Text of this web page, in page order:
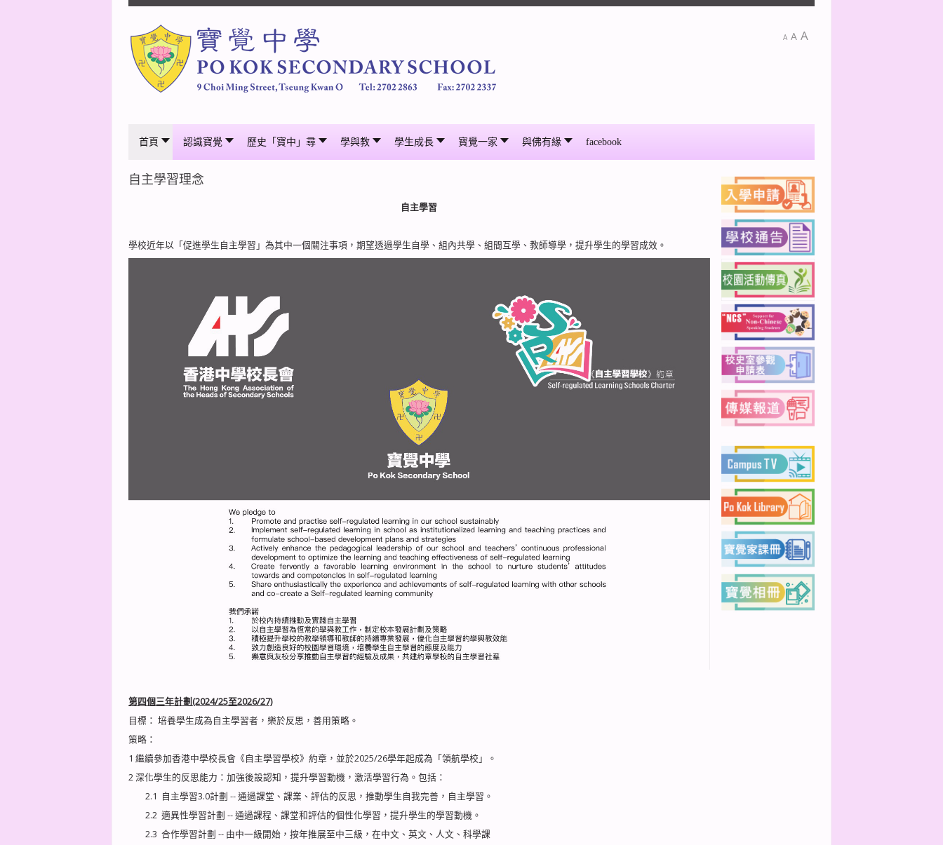
A A A
首頁 認識寶覺 歷史「寶中」尋 學與教 學生成長 寳覺一家 與佛有緣 facebook
自主學習理念
自主學習
學校近年以「促進學生自主學習」為其中一個關注事項，期望透過學生自學、組內共學、組間互學、教師導學，提升學生的學習成效。
第四個三年計劃(2024/25至2026/27)
目標： 培養學生成為自主學習者，樂於反思，善用策略。
策略：
1 繼續參加香港中學校長會《自主學習學校》約章，並於2025/26學年起成為「領航學校」。
2 深化學生的反思能力：加強後設認知，提升學習動機，激活學習行為。包括：
2.1 自主學習3.0計劃 -- 通過課堂、課業、評估的反思，推動學生自我完善，自主學習。
2.2 適異性學習計劃 -- 通過課程、課堂和評估的個性化學習，提升學生的學習動機。
2.3 合作學習計劃 -- 由中一級開始，按年推展至中三級，在中文、英文、人文、科學課